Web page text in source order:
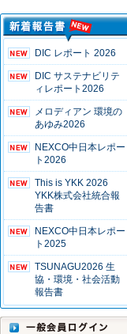
DIC レポート 2026
DIC サステナビリテ
ィレポート2026
メロディアン 環境の
あゆみ2026
NEXCO中日本レポー
ト2026
This is YKK 2026
YKK株式会社統合報
告書
NEXCO中日本レポー
ト2025
TSUNAGU2026 生
協・環境・社会活動
報告書